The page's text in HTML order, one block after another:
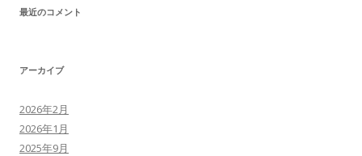
最近のコメント
アーカイブ
2026年2月
2026年1月
2025年9月